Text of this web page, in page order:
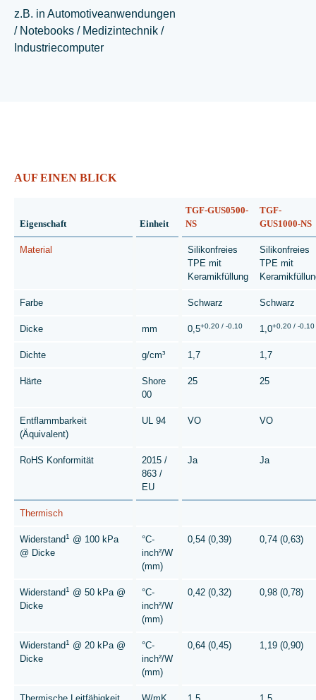
z.B. in Automotiveanwendungen
/ Notebooks / Medizintechnik /
Industriecomputer
AUF EINEN BLICK
Eigenschaft Einheit
TGF-GUS0500-
NS
TGF-
GUS1000-NS
Material
Silikonfreies
TPE mit
Keramikfüllung
Silikonfreies
TPE mit
Farbe Schwarz Schwarz
Dicke mm 0,5+0,20 / -0,10 1,0+0,20 / -0,10
Dichte g/cm³ 1,7 1,7
Härte
Shore
00
25 25
Entflammbarkeit
(Äquivalent)
UL 94 VO VO
RoHS Konformität
2015 /
863 /
EU
Ja Ja
Thermisch
Widerstand1
@ 100 kPa
@ Dicke
°C-
inch²/W
(mm)
0,54 (0,39) 0,74 (0,63)
Widerstand1
@ 50 kPa @
Dicke
°C-
inch²/W
(mm)
0,42 (0,32) 0,98 (0,78)
Widerstand1
@ 20 kPa @
Dicke
°C-
inch²/W
(mm)
0,64 (0,45) 1,19 (0,90)